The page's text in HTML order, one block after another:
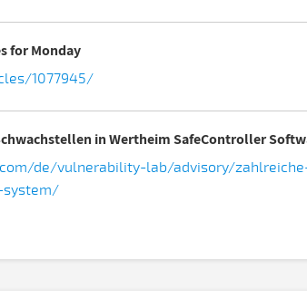
for Monday
1077945/
in Wertheim SafeController
de/vulnerability-lab/advisory/
system/